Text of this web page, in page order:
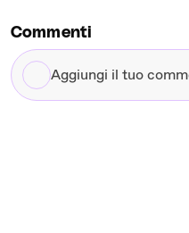
Commenti
Aggiungi
il